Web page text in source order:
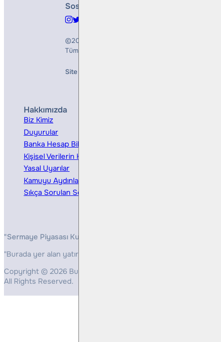
Sosyal Medya
©2026
Tüm Hakları Saklıdır
Site Creation & Technology by
Hakkımızda
Biz Kimiz
Duyurular
Banka Hesap Bilgileri
Kişisel Verilerin Korunması
Yasal Uyarılar
Kamuyu Aydınlatma
Sıkça Sorulan Sorular
"Sermaye Piyasası Kurulunun, Yatırım Hizmetleri ve
"Burada yer alan yatırım bilgi, yorum ve tavsiyeleri yatırım
Copyright © 2026 Bulls Yatırım Menkul Değerler
All Rights Reserved.